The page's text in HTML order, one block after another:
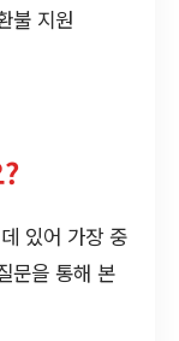
불 지원
있어 가장 중
문을 통해 본